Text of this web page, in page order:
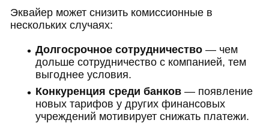
Эквайер может снизить комиссионные в
нескольких случаях:
Долгосрочное сотрудничество — чем
дольше сотрудничество с компанией, тем
выгоднее условия.
Конкуренция среди банков — появление
новых тарифов у других финансовых
учреждений мотивирует снижать платежи.